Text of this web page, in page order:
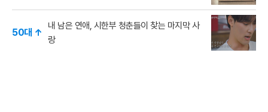
50대 ↑
내 남은 연애, 시한부 청춘들이 찾는 마지막 사
랑